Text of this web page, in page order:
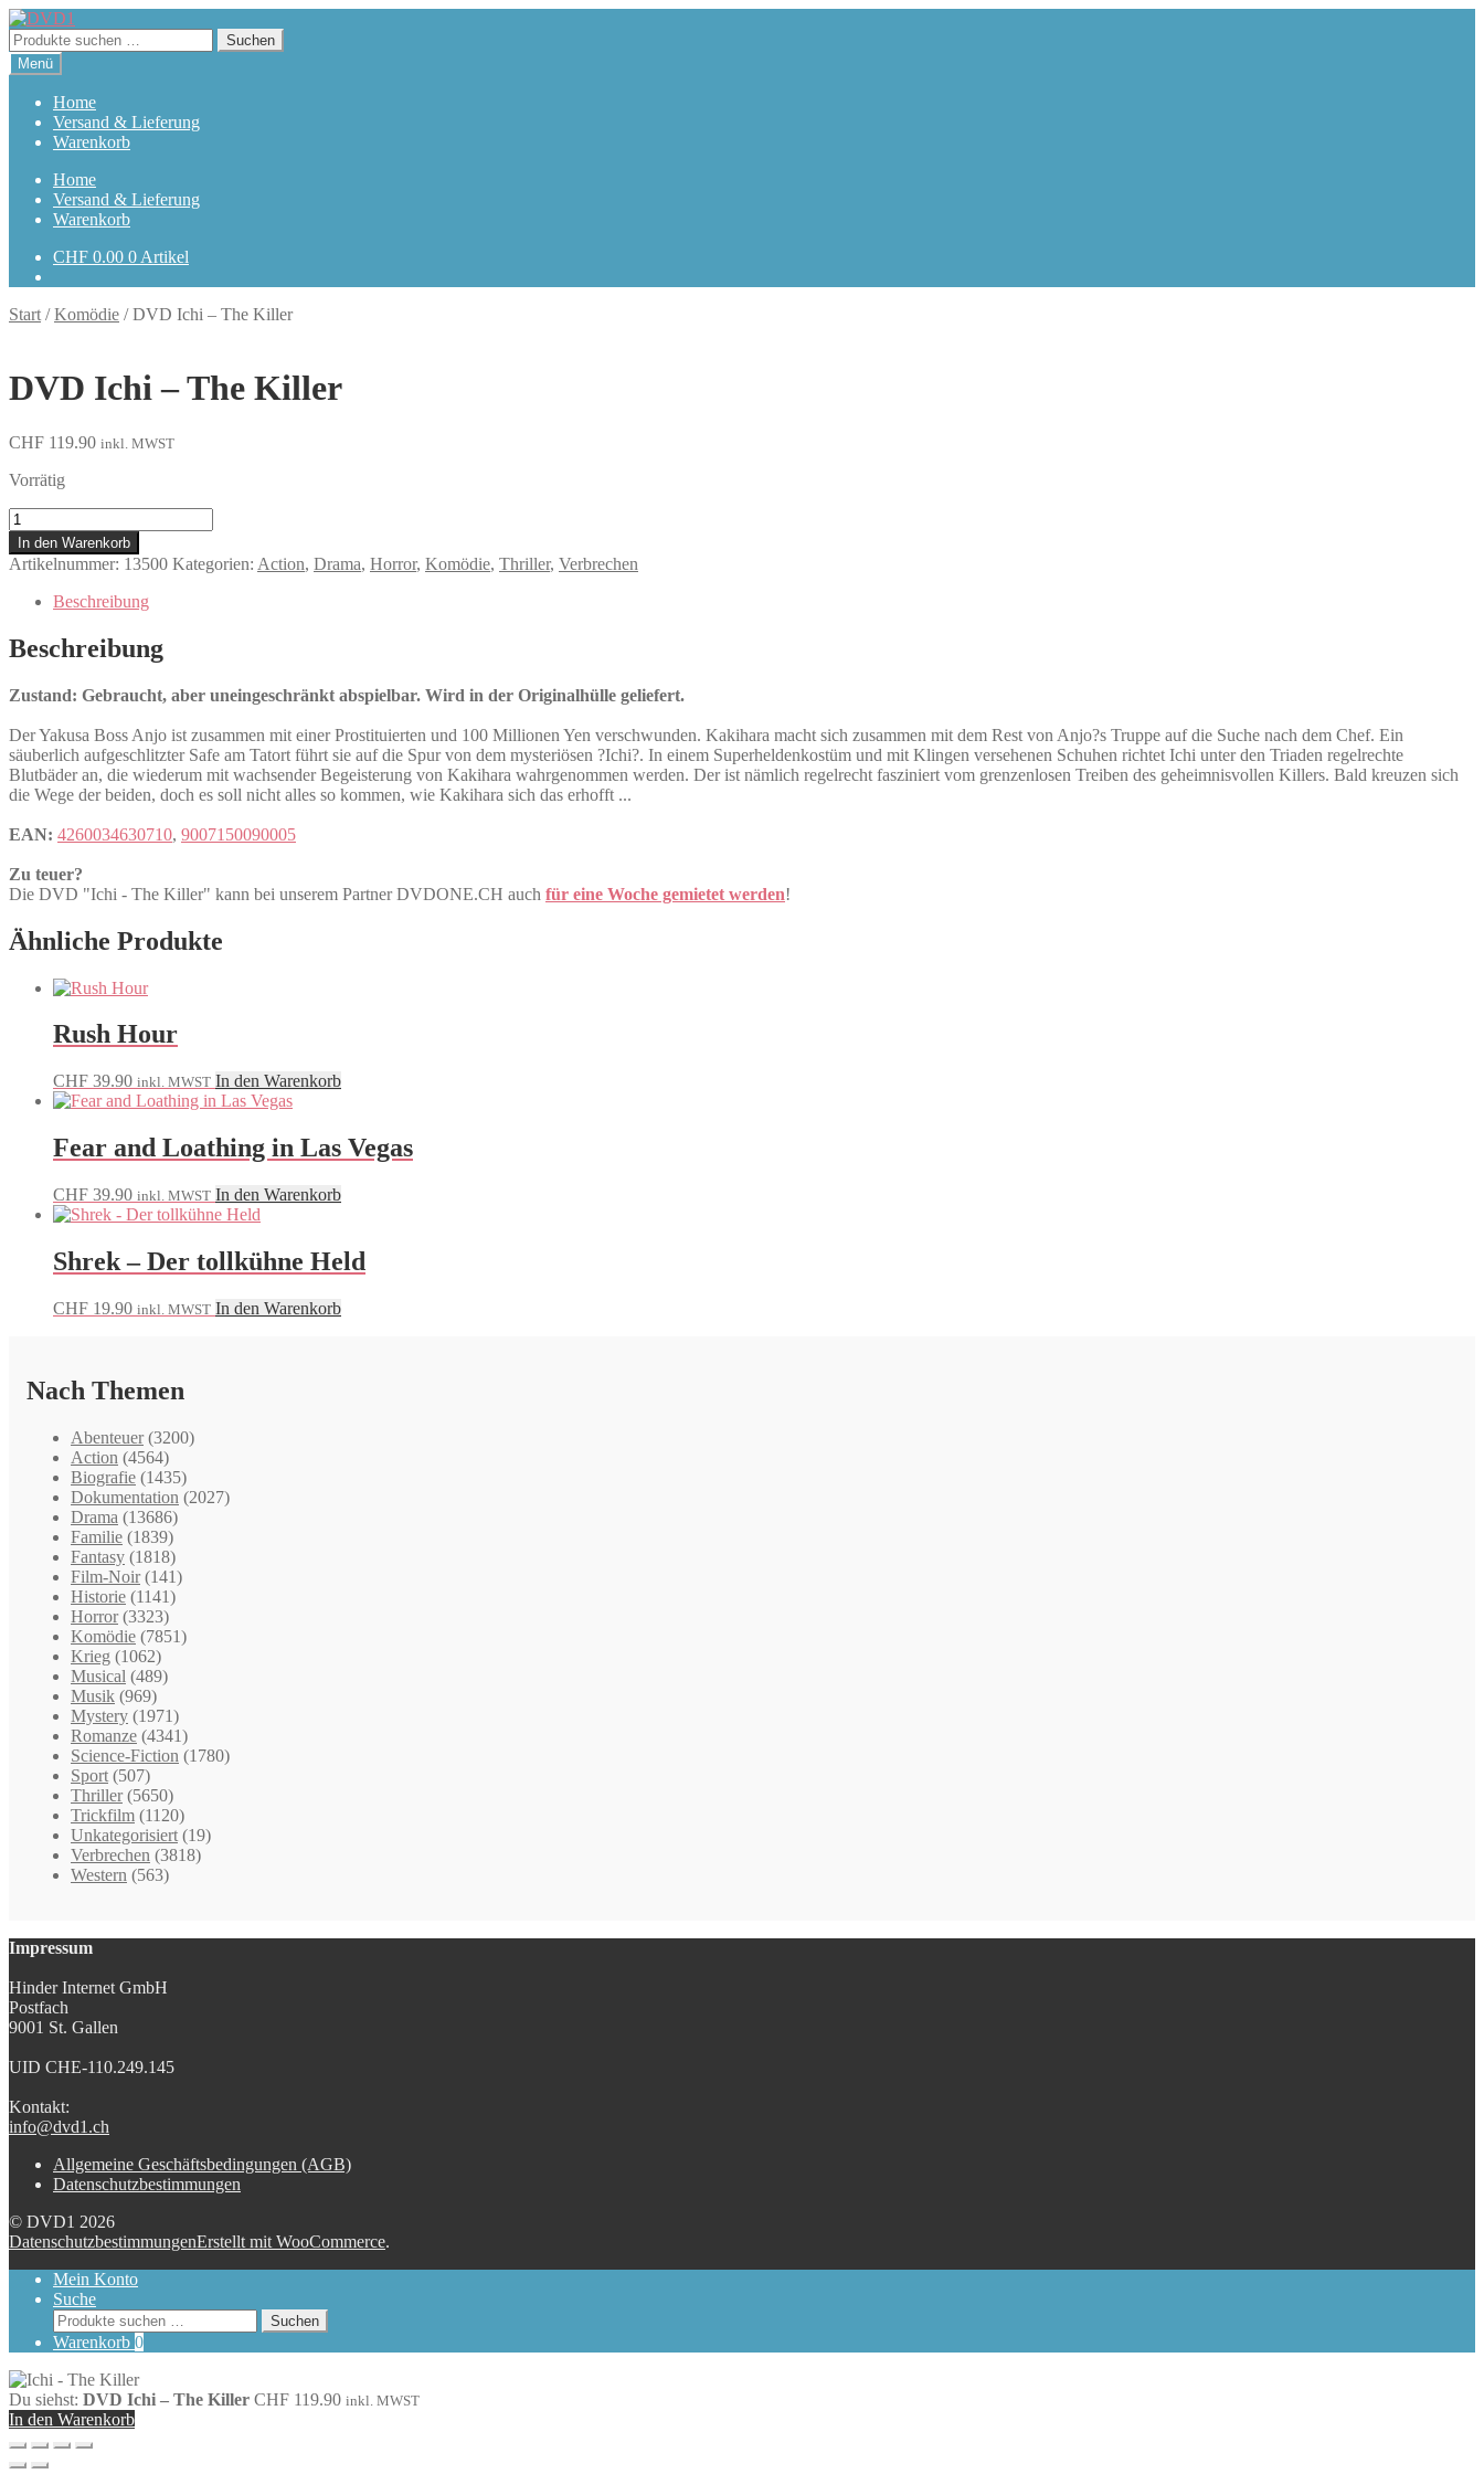
Zur
Navigation
springen
Zum
Inhalt
springen
Suchen
nach:
Suchen
Menü
Home
Versand & Lieferung
Warenkorb
Home
Versand & Lieferung
Warenkorb
CHF 0.00 0 Artikel
Start /Komödie /DVD Ichi – The Killer
DVD Ichi – The Killer
CHF 119.90 inkl. MWST
Vorrätig
Ichi
-
The
Killer
Menge
In den Warenkorb
Artikelnummer: 13500 Kategorien: Action, Drama, Horror, Komödie, Thriller, Verbrechen
Beschreibung
Beschreibung
Zustand: Gebraucht, aber uneingeschränkt abspielbar. Wird in der Originalhülle geliefert.
Der Yakusa Boss Anjo ist zusammen mit einer Prostituierten und 100 Millionen Yen verschwunden. Kakihara macht sich zusammen mit dem Rest von Anjo?s Truppe auf die Suche nach dem Chef. Ein
säuberlich aufgeschlitzter Safe am Tatort führt sie auf die Spur von dem mysteriösen ?Ichi?. In einem Superheldenkostüm und mit Klingen versehenen Schuhen richtet Ichi unter den Triaden regelrechte
Blutbäder an, die wiederum mit wachsender Begeisterung von Kakihara wahrgenommen werden. Der ist nämlich regelrecht fasziniert vom grenzenlosen Treiben des geheimnisvollen Killers. Bald kreuzen sich
die Wege der beiden, doch es soll nicht alles so kommen, wie Kakihara sich das erhofft ...
EAN: 4260034630710, 9007150090005
Zu teuer?
Die DVD "Ichi - The Killer" kann bei unserem Partner DVDONE.CH auch für eine Woche gemietet werden!
Ähnliche Produkte
Rush Hour
CHF 39.90 inkl. MWST In den Warenkorb
Fear and Loathing in Las Vegas
CHF 39.90 inkl. MWST In den Warenkorb
Shrek – Der tollkühne Held
CHF 19.90 inkl. MWST In den Warenkorb
Nach Themen
Abenteuer (3200)
Action (4564)
Biografie (1435)
Dokumentation (2027)
Drama (13686)
Familie (1839)
Fantasy (1818)
Film-Noir (141)
Historie (1141)
Horror (3323)
Komödie (7851)
Krieg (1062)
Musical (489)
Musik (969)
Mystery (1971)
Romanze (4341)
Science-Fiction (1780)
Sport (507)
Thriller (5650)
Trickfilm (1120)
Unkategorisiert (19)
Verbrechen (3818)
Western (563)
Impressum
Hinder Internet GmbH
Postfach
9001 St. Gallen
UID CHE-110.249.145
Kontakt:
info@dvd1.ch
Allgemeine Geschäftsbedingungen (AGB)
Datenschutzbestimmungen
© DVD1 2026
DatenschutzbestimmungenErstellt mit WooCommerce.
Mein Konto
Suche
Suchen
nach:
Suchen
Warenkorb 0
Du siehst: DVD Ichi – The Killer CHF 119.90 inkl. MWST
In den Warenkorb